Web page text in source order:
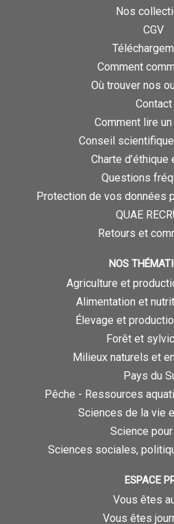
Nos
CGV
Comment
Où trouver nos
Contact
Comment lire
Conseil
Charte d’éthique
Questions
Protection de vos données
QUAE
Retours et
NOS
Agriculture et
Alimentation et
Élevage et
Forêt et
Milieux naturels et
Pays du
Pêche - Ressources
Sciences de la vie
Science
Sciences sociales,
ESPACE
Vous êtes
Vous êtes